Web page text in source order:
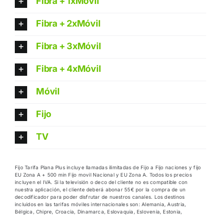
Fibra + 2xMóvil
Fibra + 3xMóvil
Fibra + 4xMóvil
Móvil
Fijo
TV
Fijo Tarifa Plana Plus incluye llamadas ilimitadas de Fijo a Fijo naciones y fijo
EU Zona A + 500 min Fijo movil Nacional y EU Zona A. Todos los precios
incluyen el IVA. Si la televisión o deco del cliente no es compatible con
nuestra aplicación, el cliente deberá abonar 55€ por la compra de un
decodificador para poder disfrutar de nuestros canales. Los destinos
incluidos en las tarifas móviles internacionales son: Alemania, Austria,
Bélgica, Chipre, Croacia, Dinamarca, Eslovaquia, Eslovenia, Estonia,